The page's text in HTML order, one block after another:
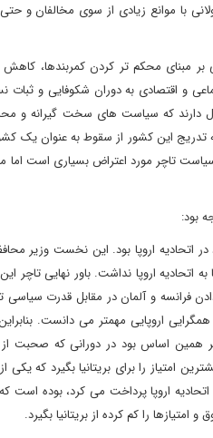
با موانع زیادی از سوی مخالفان و حتی
مبنای محکم تر کردن کمربندها،
و اقتصادی به دوران شکوفایی و
که سیاست های سخت گیرانه و
تدریج این کشور از سقوط به عنوان یک
سیاست تاچر مورد اعتراض بسیاری است
بود:
اتحادیه اروپا بود. این نخست وزیر
اروپا نداشت. باور نهایی تاچر این
فرانسه و آلمان در مقابل قدرت
همگرایی اروپایی مهمتر می دانست.
همین اساس بود در دورانی که صحبت از
را برای بریتانیا بگیرد که یکی از
اروپا پرداخت می کرد، بوده است
امتیازها را کم کرده از بریتانیا بگیرد.